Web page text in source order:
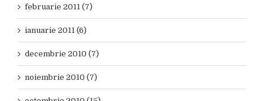
februarie 2011 (7)
ianuarie 2011 (6)
decembrie 2010 (7)
noiembrie 2010 (7)